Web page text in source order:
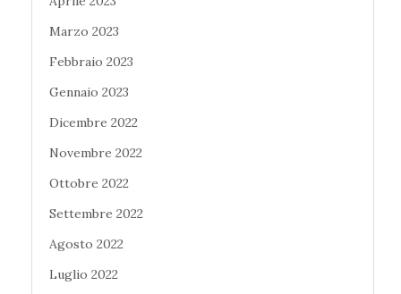
Marzo 2023
Febbraio 2023
Gennaio 2023
Dicembre 2022
Novembre 2022
Ottobre 2022
Settembre 2022
Agosto 2022
Luglio 2022